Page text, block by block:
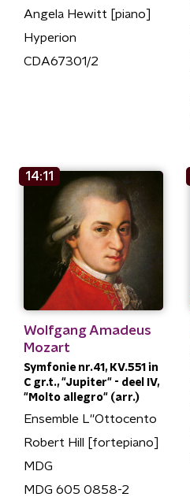
Angela Hewitt [piano]
Hyperion
CDA67301/2
14:11
Wolfgang Amadeus
Mozart
Symfonie nr.41, KV.551 in
C gr.t., "Jupiter" - deel IV,
"Molto allegro" (arr.)
Ensemble L''Ottocento
Robert Hill [fortepiano]
MDG
MDG 605 0858-2